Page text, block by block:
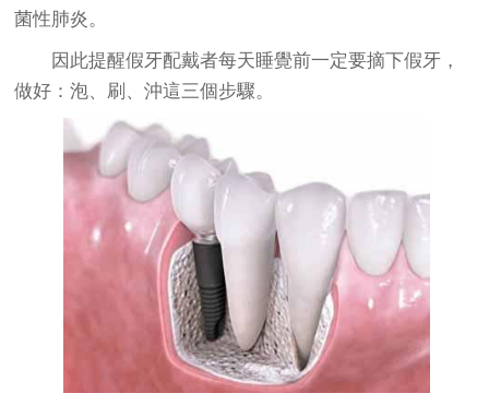
菌性肺炎。
因此提醒假牙配戴者每天睡覺前一定要摘下假牙，
做好：泡、刷、沖這三個步驟。